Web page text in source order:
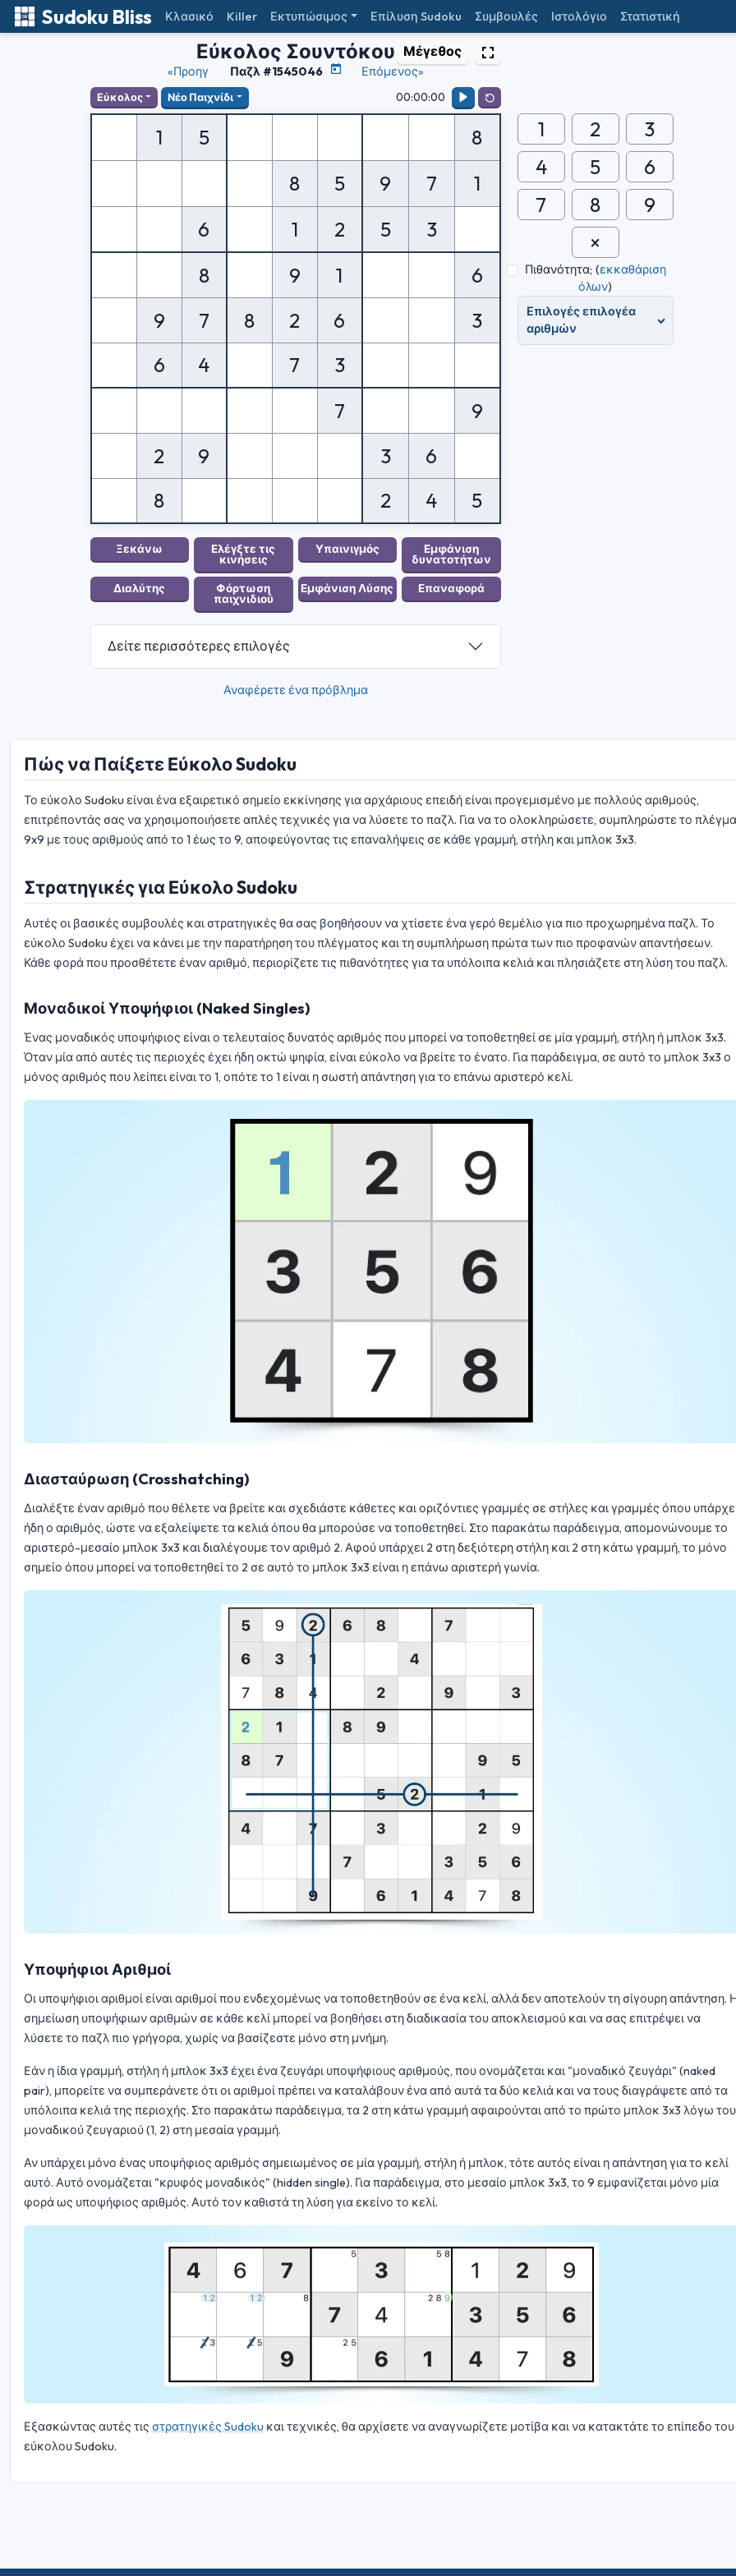
Sudoku Bliss Κλασικό Killer Εκτυπώσιμος Επίλυση Sudoku Συμβουλές Ιστολόγιο Στατιστική
Εύκολος Σουντόκου Μέγεθος
«Προηγ Παζλ #1545046 Επόμενος»
Εύκολος Νέο Παιχνίδι 00:00:00
1 5
8
8
5 9 7
1
6
1 2 5
3
8
9 1
6
9
7 8 2 6
3
6
4 7
3
7
9
2
9 3
6
8
2 4 5
1 2
3
4
5
6
7
8 9
Πιθανότητα; (εκκαθάριση
όλων)
Επιλογές επιλογέα
αριθμών
Δείτε περισσότερες επιλογές
Αναφέρετε ένα πρόβλημα
Πώς να Παίξετε Εύκολο Sudoku
Το εύκολο Sudoku είναι ένα εξαιρετικό σημείο εκκίνησης για αρχάριους επειδή είναι προγεμισμένο με πολλούς αριθμούς,
επιτρέποντάς σας να χρησιμοποιήσετε απλές τεχνικές για να λύσετε το παζλ. Για να το ολοκληρώσετε, συμπληρώστε το πλέγμα
9x9 με τους αριθμούς από το 1 έως το 9, αποφεύγοντας τις επαναλήψεις σε κάθε γραμμή, στήλη και μπλοκ 3x3.
Στρατηγικές για Εύκολο Sudoku
Αυτές οι βασικές συμβουλές και στρατηγικές θα σας βοηθήσουν να χτίσετε ένα γερό θεμέλιο για πιο προχωρημένα παζλ. Το
εύκολο Sudoku έχει να κάνει με την παρατήρηση του πλέγματος και τη συμπλήρωση πρώτα των πιο προφανών απαντήσεων.
Κάθε φορά που προσθέτετε έναν αριθμό, περιορίζετε τις πιθανότητες για τα υπόλοιπα κελιά και πλησιάζετε στη λύση του παζλ.
Μοναδικοί Υποψήφιοι (Naked Singles)
Ένας μοναδικός υποψήφιος είναι ο τελευταίος δυνατός αριθμός που μπορεί να τοποθετηθεί σε μία γραμμή, στήλη ή μπλοκ 3x3.
Όταν μία από αυτές τις περιοχές έχει ήδη οκτώ ψηφία, είναι εύκολο να βρείτε το ένατο. Για παράδειγμα, σε αυτό το μπλοκ 3x3 ο
μόνος αριθμός που λείπει είναι το 1, οπότε το 1 είναι η σωστή απάντηση για το επάνω αριστερό κελί.
Διασταύρωση (Crosshatching)
Διαλέξτε έναν αριθμό που θέλετε να βρείτε και σχεδιάστε κάθετες και οριζόντιες γραμμές σε στήλες και γραμμές όπου
ήδη ο αριθμός, ώστε να εξαλείψετε τα κελιά όπου θα μπορούσε να τοποθετηθεί. Στο παρακάτω παράδειγμα, απομονώνουμε το
αριστερό-μεσαίο μπλοκ 3x3 και διαλέγουμε τον αριθμό 2. Αφού υπάρχει 2 στη δεξιότερη στήλη και 2 στη κάτω γραμμή, το μόνο
σημείο όπου μπορεί να τοποθετηθεί το 2 σε αυτό το μπλοκ 3x3 είναι η επάνω αριστερή γωνία.
Υποψήφιοι Αριθμοί
Οι υποψήφιοι αριθμοί είναι αριθμοί που ενδεχομένως να τοποθετηθούν σε ένα κελί, αλλά δεν αποτελούν τη σίγουρη απάντηση.
σημείωση υποψήφιων αριθμών σε κάθε κελί μπορεί να βοηθήσει στη διαδικασία του αποκλεισμού και να σας επιτρέψει να
λύσετε το παζλ πιο γρήγορα, χωρίς να βασίζεστε μόνο στη μνήμη.
Εάν η ίδια γραμμή, στήλη ή μπλοκ 3x3 έχει ένα ζευγάρι υποψήφιους αριθμούς, που ονομάζεται και "μοναδικό ζευγάρι" (naked
pair), μπορείτε να συμπεράνετε ότι οι αριθμοί πρέπει να καταλάβουν ένα από αυτά τα δύο κελιά και να τους διαγράψετε από τα
υπόλοιπα κελιά της περιοχής. Στο παρακάτω παράδειγμα, τα 2 στη κάτω γραμμή αφαιρούνται από το πρώτο μπλοκ 3x3 λόγω του
μοναδικού ζευγαριού (1, 2) στη μεσαία γραμμή.
Αν υπάρχει μόνο ένας υποψήφιος αριθμός σημειωμένος σε μία γραμμή, στήλη ή μπλοκ, τότε αυτός είναι η απάντηση για το κελί
αυτό. Αυτό ονομάζεται "κρυφός μοναδικός" (hidden single). Για παράδειγμα, στο μεσαίο μπλοκ 3x3, το 9 εμφανίζεται μόνο μία
φορά ως υποψήφιος αριθμός. Αυτό τον καθιστά τη λύση για εκείνο το κελί.
Εξασκώντας αυτές τις στρατηγικές Sudoku και τεχνικές, θα αρχίσετε να αναγνωρίζετε μοτίβα και να κατακτάτε το επίπεδο του
εύκολου Sudoku.